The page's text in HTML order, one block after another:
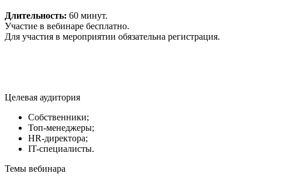
Длительность: 60 минут.
Участие в вебинаре бесплатно.
Для участия в мероприятии обязательна регистрация.
Целевая аудитория
Собственники;
Топ-менеджеры;
HR-директора;
IT-специалисты.
Темы вебинара